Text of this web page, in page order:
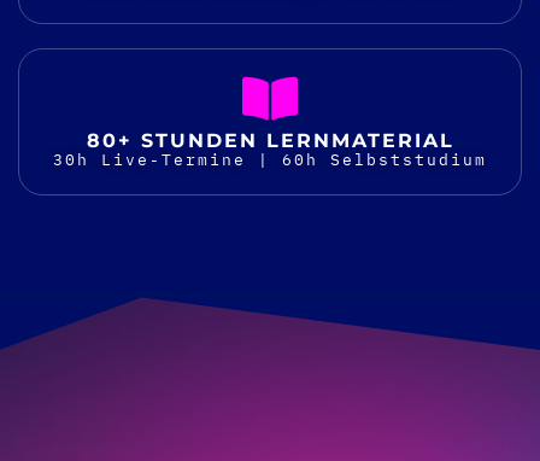
80+ STUNDEN LERNMATERIAL
30h Live-Termine | 60h Selbststudium